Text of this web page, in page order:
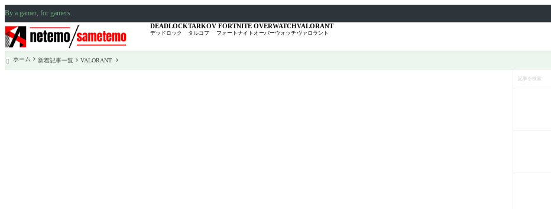
By a gamer, for gamers.
DEADLOCK
デッドロック
TARKOV
タルコフ
FORTNITE
フォートナイト
OVERWATCH
オーバーウォッチ
VALORANT
ヴァロラント
 ホーム 新着記事一覧 VALORANT